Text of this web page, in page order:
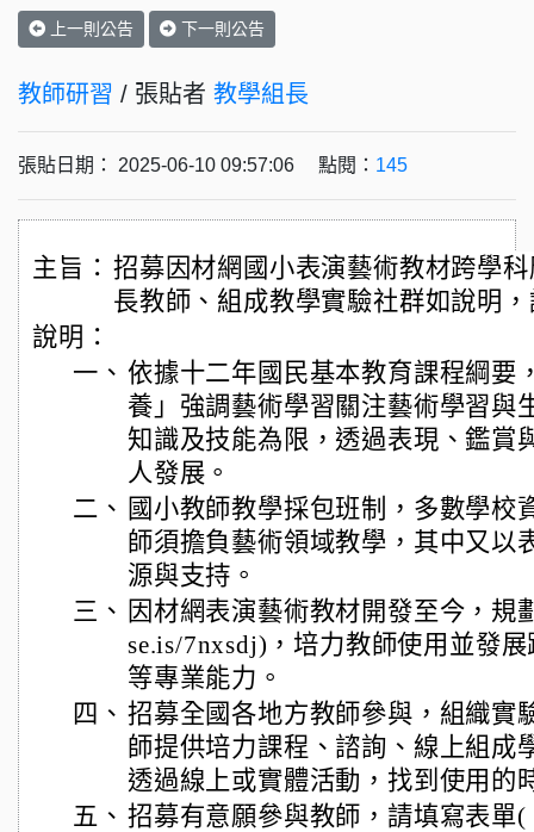
上一則公告 下一則公告
教師研習 / 張貼者 教學組長
張貼日期： 2025-06-10 09:57:06 點閱： 145
主旨： 招募因材網國小表演藝術教材跨學
長教師、組成教學實驗社群如說明
說明：
一、 依據十二年國民基本教育課程綱要
養」強調藝術學習關注藝術學習與
知識及技能為限，透過表現、鑑賞
人發展。
二、 國小教師教學採包班制，多數學校
師須擔負藝術領域教學，其中又以
源與支持。
三、 因材網表演藝術教材開發至今，規
se.is/7nxsdj)，培力教師使用並發
等專業能力。
四、 招募全國各地方教師參與，組織實
師提供培力課程、諮詢、線上組成
透過線上或實體活動，找到使用的
五、 招募有意願參與教師，請填寫表單(